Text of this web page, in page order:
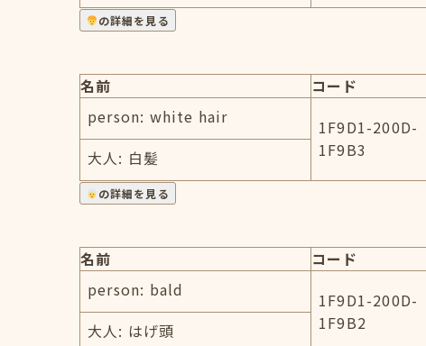
の詳細を見る
名前 コード
person: white hair
1F9D1-200D-
1F9B3
大人: 白髪
の詳細を見る
名前 コード
person: bald
1F9D1-200D-
1F9B2
大人: はげ頭